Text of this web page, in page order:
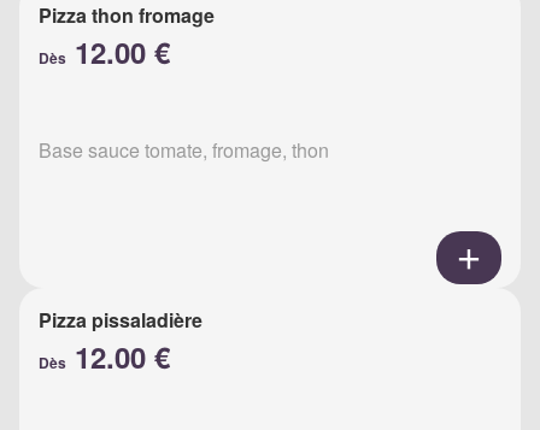
Pizza thon fromage
Dès 12.00 €
Base sauce tomate, fromage, thon
Pizza pissaladière
Dès 12.00 €